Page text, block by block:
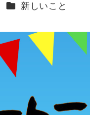
カテゴリー
新しいこと